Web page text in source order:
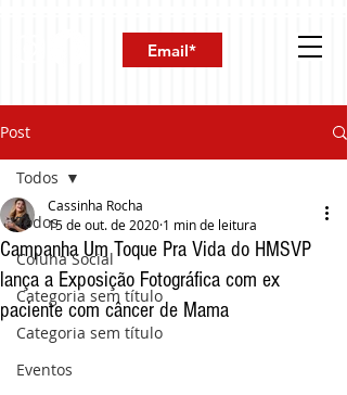
Post
Todos
Coluna Social
Categoria sem título
Categoria sem título
Eventos
Todos
Campanha Um Toque Pra Vida do HMSVP
lança a Exposição Fotográfica com ex
paciente com câncer de Mama
Cassinha Rocha
15 de out. de 2020 1 min de leitura